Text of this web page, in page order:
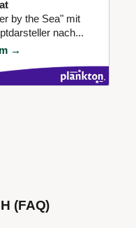
by the Sea" mit
nach...
→
(FAQ)